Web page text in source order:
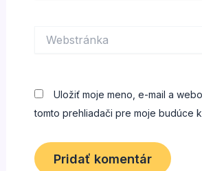
Uložiť moje meno, e-mail a
tomto prehliadači pre moje budúce